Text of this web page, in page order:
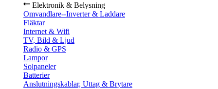
Elektronik & Belysning
Omvandlare--Inverter & Laddare
Fläktar
Internet & Wifi
TV, Bild & Ljud
Radio & GPS
Lampor
Solpaneler
Batterier
Anslutningskablar, Uttag & Brytare